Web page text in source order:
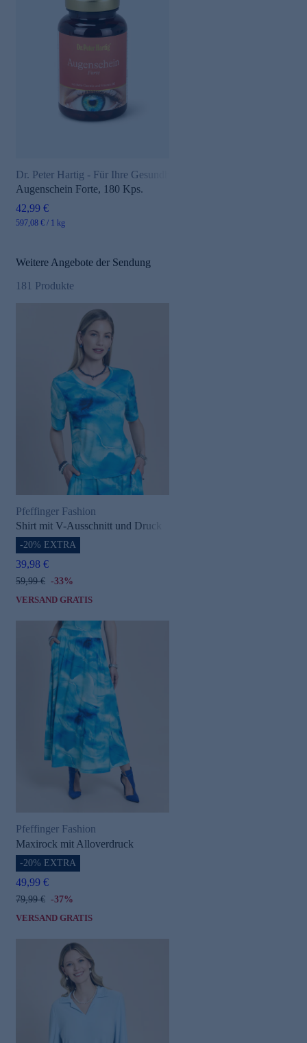
Dr. Peter Hartig - Für Ihre Gesundheit
Augenschein Forte, 180 Kps.
42,99 €
597,08 € / 1 kg
Weitere Angebote der Sendung
181 Produkte
Pfeffinger Fashion
Shirt mit V-Ausschnitt und Druck
-20% EXTRA
39,98 €
59,99 € -33%
VERSAND GRATIS
Pfeffinger Fashion
Maxirock mit Alloverdruck
-20% EXTRA
49,99 €
79,99 € -37%
VERSAND GRATIS